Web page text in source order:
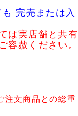
完売または入
は実店舗と共有
容赦ください。
注文商品との総重